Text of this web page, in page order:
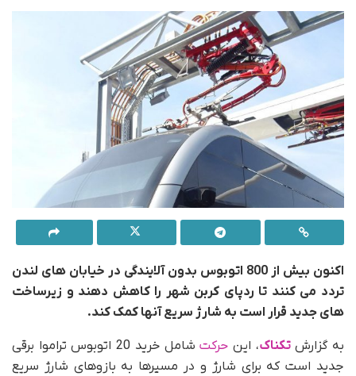
اکنون بیش از 800 اتوبوس بدون آلایندگی در خیابان های لندن
تردد می کنند تا ردپای کربن شهر را کاهش دهند و زیرساخت
های جدید قرار است به شارژ سریع آنها کمک کند.
به گزارشتکناک، این حرکت
شامل خرید 20 اتوبوس تراموا برقی
جدید است که برای شارژ و در مسیرها به بازوهای شارژ سریع